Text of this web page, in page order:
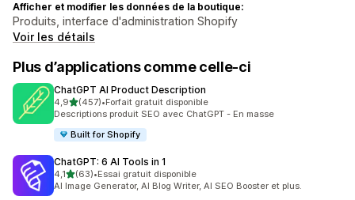
Afficher et modifier les données de la boutique:
Produits, interface d'administration Shopify
Voir les détails
Plus d’applications comme celle-ci
ChatGPT AI Product Description
4,9étoile(s) sur 5
(457)
457 avis au total
•Forfait gratuit disponible
Descriptions produit SEO avec ChatGPT - En masse
Built for Shopify
ChatGPT: 6 AI Tools in 1
4,1étoile(s) sur 5
(63)
63 avis au total
•Essai gratuit disponible
AI Image Generator, AI Blog Writer, AI SEO Booster et plus.